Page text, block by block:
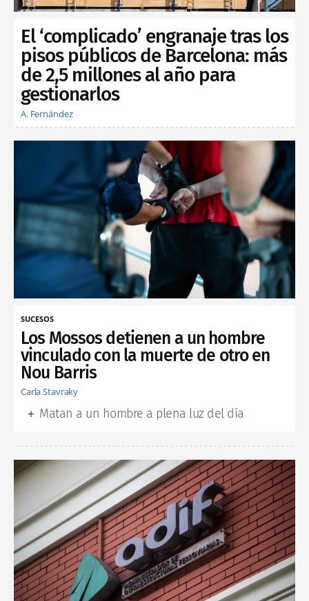
El ‘complicado’ engranaje tras los
pisos públicos de Barcelona: más
de 2,5 millones al año para
gestionarlos
A. Fernández
SUCESOS
Los Mossos detienen a un hombre
vinculado con la muerte de otro en
Nou Barris
Carla Stavraky
Matan a un hombre a plena luz del día